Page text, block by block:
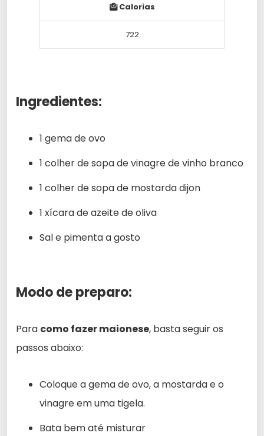
Calorias
722
Ingredientes:
1 gema de ovo
1 colher de sopa de vinagre de vinho branco
1 colher de sopa de mostarda dijon
1 xícara de azeite de oliva
Sal e pimenta a gosto
Modo de preparo:
Para como fazer maionese, basta seguir os
passos abaixo:
Coloque a gema de ovo, a mostarda e o
vinagre em uma tigela.
Bata bem até misturar